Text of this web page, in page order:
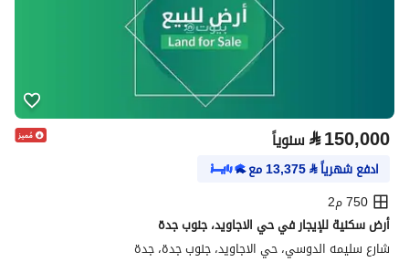
⃁150,000 سنوياً
ادفع شهرياً⃁
13,375مع
750 م2
أرض سكنية للإيجار في حي الاجاويد، جنوب جدة
شارع سليمه الدوسي، حي الاجاويد، جنوب جدة، جدة